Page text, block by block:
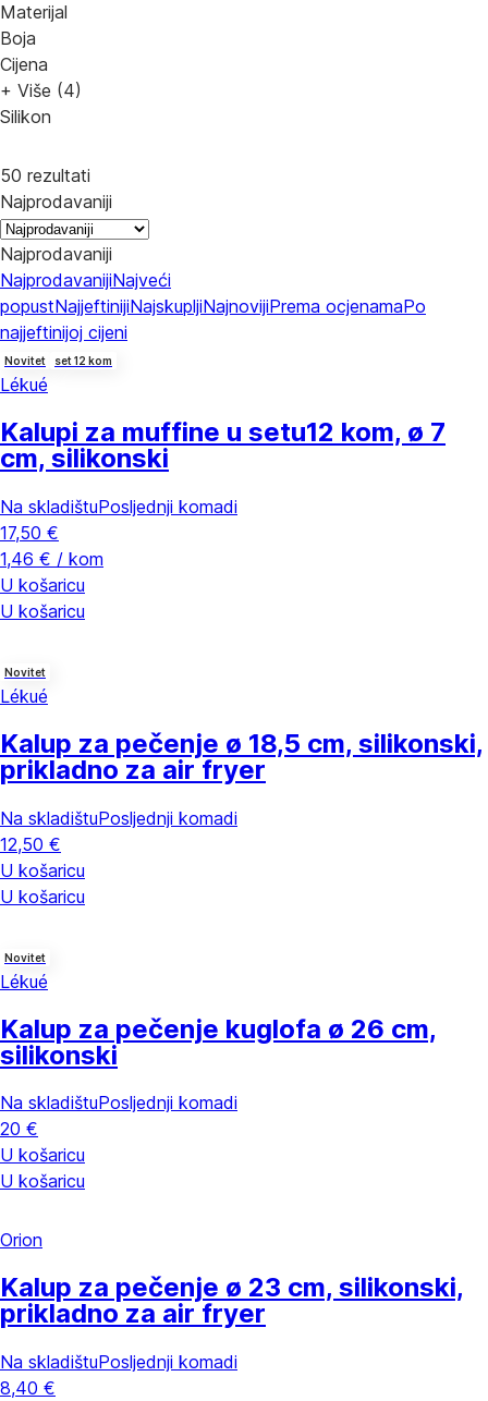
Materijal
Boja
Cijena
+ Više (4)
Silikon
50 rezultati
Najprodavaniji
Najprodavaniji
NajprodavanijiNajveći
popustNajjeftinijiNajskupljiNajnovijiPrema ocjenamaPo
najjeftinijoj cijeni
Novitet set 12 kom
Lékué
Kalupi za muffine u setu12 kom, ø 7
cm, silikonski
Na skladištuPosljednji komadi
17,50 €
1,46 € / kom
U košaricu
U košaricu
Novitet
Lékué
Kalup za pečenje ø 18,5 cm, silikonski,
prikladno za air fryer
Na skladištuPosljednji komadi
12,50 €
U košaricu
U košaricu
Novitet
Lékué
Kalup za pečenje kuglofa ø 26 cm,
silikonski
Na skladištuPosljednji komadi
20 €
U košaricu
U košaricu
Orion
Kalup za pečenje ø 23 cm, silikonski,
prikladno za air fryer
Na skladištuPosljednji komadi
8,40 €